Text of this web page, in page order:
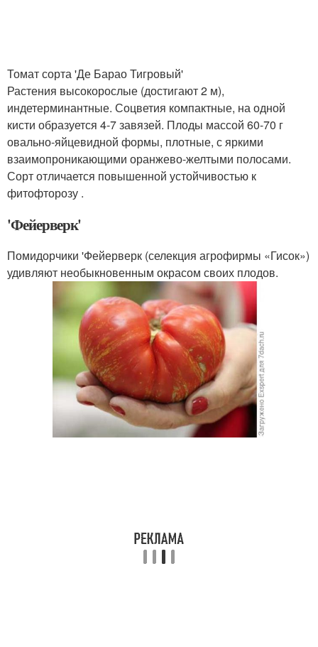
Томат сорта 'Де Барао Тигровый'
Растения высокорослые (достигают 2 м),
индетерминантные. Соцветия компактные, на одной
кисти образуется 4-7 завязей. Плоды массой 60-70 г
овально-яйцевидной формы, плотные, с яркими
взаимопроникающими оранжево-желтыми полосами.
Сорт отличается повышенной устойчивостью к
фитофторозу .
'Фейерверк'
Помидорчики 'Фейерверк (селекция агрофирмы «Гисок»)
удивляют необыкновенным окрасом своих плодов.